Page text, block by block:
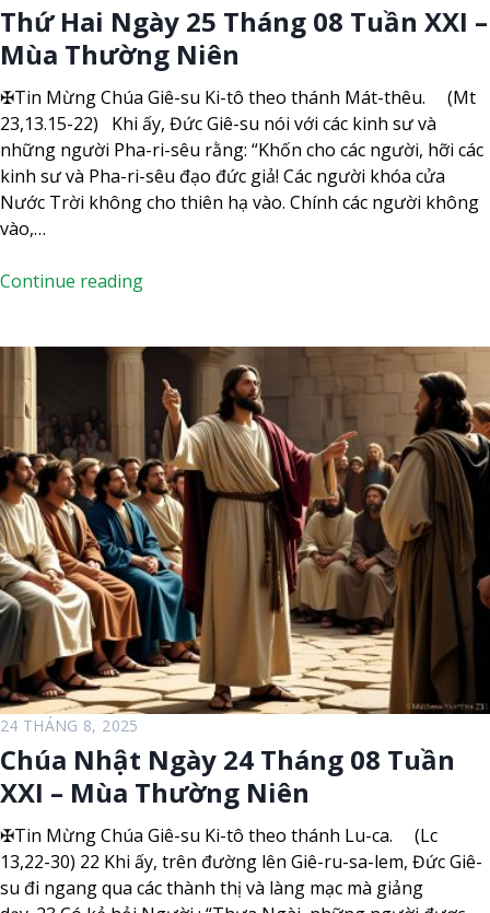
T
u
ầ
n
X
X
I
–
a
ư
N
i
ê
n
Thứ Hai Ngày 25 Tháng 08 Tuần XXI –
Mùa Thường Niên
✠Tin Mừng Chúa Giê-su Ki-tô theo thánh Mát-thêu. (Mt
23,13.15-22) Khi ấy, Đức Giê-su nói với các kinh sư và
những người Pha-ri-sêu rằng: “Khốn cho các người, hỡi các
kinh sư và Pha-ri-sêu đạo đức giả! Các người khóa cửa
Nước Trời không cho thiên hạ vào. Chính các người không
vào,…
Continue readingT
H
N
g
à
y
2
5
T
n
g
8
T
u
ầ
n
X
24 THÁNG 8, 2025
Chúa Nhật Ngày 24 Tháng 08 Tuần
XXI – Mùa Thường Niên
✠Tin Mừng Chúa Giê-su Ki-tô theo thánh Lu-ca. (Lc
13,22-30) 22 Khi ấy, trên đường lên Giê-ru-sa-lem, Đức Giê-
su đi ngang qua các thành thị và làng mạc mà giảng